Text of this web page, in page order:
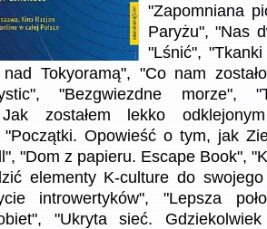
"Zapomniana
Paryżu", "Nas
"Lśnić",
Tokyoramą", "Co nam
"Bezgwiezdne morze",
Jak zostałem lekko
"Początki. Opowieść o tym, jak
"Dom z papieru. Escape Book",
elementy K-culture do
introwertyków", "Lepsza
"Ukryta sieć.